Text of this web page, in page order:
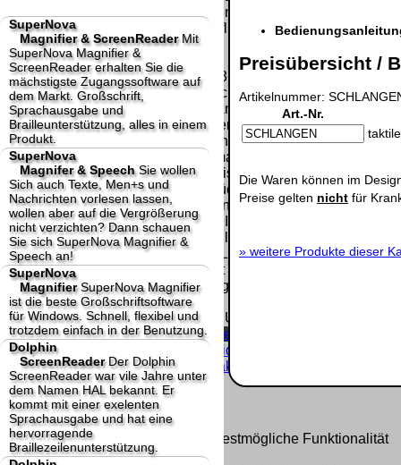
Preisübersicht /
Artikelnummer:
Art.-Nr.
Die Waren können im
Preise gelten nicht für
» weitere Produkte dieser
SuperNova
Magnifier & ScreenReaderMit
SuperNova Magnifier &
ScreenReader erhalten Sie die
mächstigste Zugangssoftware auf
dem Markt. Großschrift,
Sprachausgabe und
Brailleunterstützung, alles in einem
Produkt.
SuperNova
Magnifer & SpeechSie wollen
Sich auch Texte, Men+s und
Nachrichten vorlesen lassen,
wollen aber auf die Vergrößerung
nicht verzichten? Dann schauen
Sie sich SuperNova Magnifier &
Speech an!
SuperNova
MagnifierSuperNova Magnifier
ist die beste Großschriftsoftware
für Windows. Schnell, flexibel und
trotzdem einfach in der Benutzung.
Dolphin
ScreenReaderDer Dolphin
ScreenReader war vile Jahre unter
dem Namen HAL bekannt. Er
kommt mit einer exelenten
Sprachausgabe und hat eine
hervorragende
Braillezeilenunterstützung.
technische Änderungen vorbehalten.
letzte Änderung: 20. Januar 2025 fluSoft
Spezial Computer Technik,
Mit einem Urteil vom 12.05.1998 - 312 O 85/98 -
Haftung für Links hat das Landgericht Hamburg
entschieden, dass man durch die Anbringung
eines Links, die Inhalte der gelinkten Seite ggf.
mit zu verantworten hat. Dieses kann nur
dadurch verhindert werden, dass man sich
ausdrücklich von diesen Inhalten distanziert.
Hiermit distanzieren wir uns ausdrücklich von
allen Inhalten, aller gelinkten Seiten auf unserer
Homepage und machen uns diese Inhalte nicht
zu eigen. Diese Erklärung gilt für alle auf
unserer Homepage angebrachten Links.
Die Europäische Kommission stellt eine
Plattform zur Online-Streitbeilegung (OS) bereit.
Die Plattform finden Sie unter
http://ec.europa.eu/consumers/odr/
Unsere E-
Mailadresse lautet:info@dolphin-de.de
Seitenanfang
Widerruf
Datenschutz Urheberrechte Kontakt
Katalog (PDF) Sitemap
große Anzeige Schließen
Diese Website nutzt Cookies, um bestmögliche Funktionalität
bieten zu können.